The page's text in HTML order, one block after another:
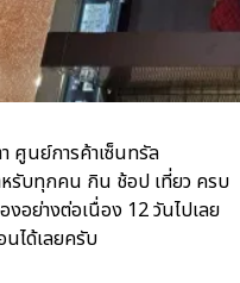
ศูนย์การค้าเซ็นทรัล
รับทุกคน กิน ช้อป เที่ยว ครบ
งอย่างต่อเนื่อง 12 วันไปเลย
ได้เลยครับ